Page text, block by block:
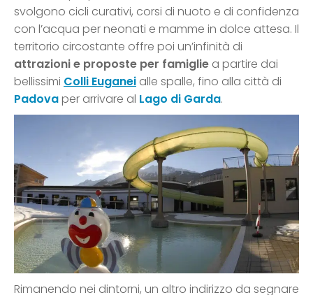
svolgono cicli curativi, corsi di nuoto e di confidenza
con l’acqua per neonati e mamme in dolce attesa. Il
territorio circostante offre poi un’infinità di
attrazioni e proposte per famiglie a partire dai
bellissimi Colli Euganei alle spalle, fino alla città di
Padovaper arrivare al Lago di Garda.
Rimanendo nei dintorni, un altro indirizzo da segnare